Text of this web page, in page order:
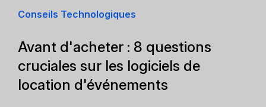
Conseils Technologiques
Avant d'acheter : 8 questions
cruciales sur les logiciels de
location d'événements